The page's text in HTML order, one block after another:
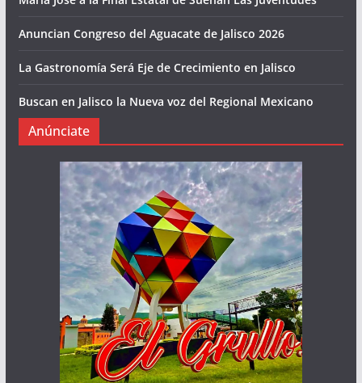
Anuncian Congreso del Aguacate de Jalisco 2026
La Gastronomía Será Eje de Crecimiento en Jalisco
Buscan en Jalisco la Nueva voz del Regional Mexicano
Anúnciate